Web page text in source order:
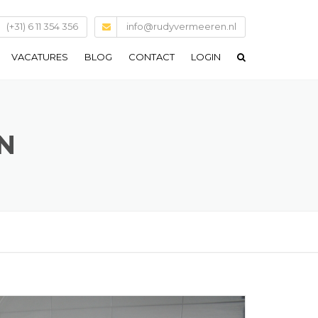
(+31) 6 11 354 356 info@rudyvermeeren.nl
VACATURES BLOG CONTACT LOGIN